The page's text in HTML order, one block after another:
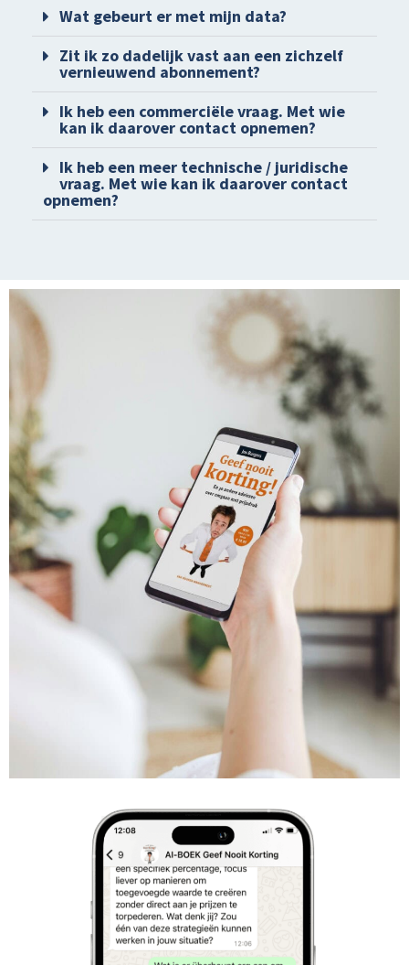
Wat gebeurt er met mijn data?
Zit ik zo dadelijk vast aan een zichzelf
vernieuwend abonnement?
Ik heb een commerciële vraag. Met wie
kan ik daarover contact opnemen?
Ik heb een meer technische / juridische
vraag. Met wie kan ik daarover contact
opnemen?